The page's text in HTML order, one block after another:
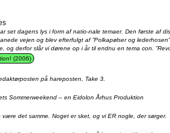
set dagens lys i form af natio-nale temaer. Den første af
vejen og blev efterfulgt af ”Polkapølser og
og derfor slår vi dørene op i år til endnu en tema con.
(2006)
på hareposten, Take 3.
Sommerweekend – en Eidolon Århus Produktion
være det samme. Noget er sket, og vi ER nogle, der sørger.